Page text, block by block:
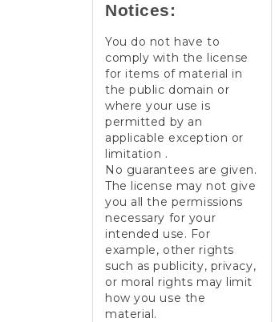
Notices:
You do not have to
comply with the license
for items of material in
the public domain or
where your use is
permitted by an
applicable exception or
limitation .
No guarantees are given.
The license may not give
you all the permissions
necessary for your
intended use. For
example, other rights
such as publicity, privacy,
or moral rights may limit
how you use the
material.